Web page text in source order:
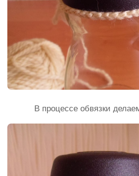
В процессе обвязки